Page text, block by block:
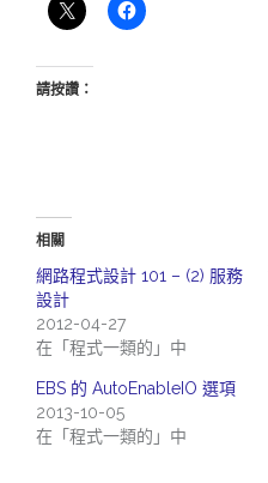
請按讚：
相關
網路程式設計 101 – (2) 服務
設計
2012-04-27
在「程式一類的」中
EBS 的 AutoEnableIO 選項
2013-10-05
在「程式一類的」中